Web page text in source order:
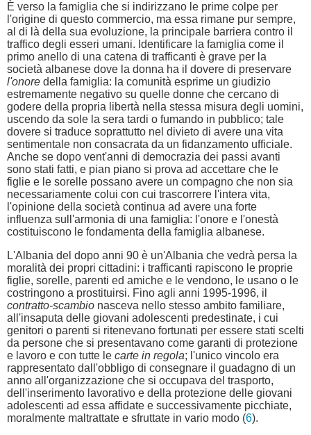
È verso la famiglia che si indirizzano le prime colpe per
l'origine di questo commercio, ma essa rimane pur sempre,
al di là della sua evoluzione, la principale barriera contro il
traffico degli esseri umani. Identificare la famiglia come il
primo anello di una catena di trafficanti è grave per la
società albanese dove la donna ha il dovere di preservare
l'onore della famiglia: la comunità esprime un giudizio
estremamente negativo su quelle donne che cercano di
godere della propria libertà nella stessa misura degli uomini,
uscendo da sole la sera tardi o fumando in pubblico; tale
dovere si traduce soprattutto nel divieto di avere una vita
sentimentale non consacrata da un fidanzamento ufficiale.
Anche se dopo vent'anni di democrazia dei passi avanti
sono stati fatti, e pian piano si prova ad accettare che le
figlie e le sorelle possano avere un compagno che non sia
necessariamente colui con cui trascorrere l'intera vita,
l'opinione della società continua ad avere una forte
influenza sull'armonia di una famiglia: l'onore e l'onestà
costituiscono le fondamenta della famiglia albanese.
L'Albania del dopo anni 90 è un'Albania che vedrà persa la
moralità dei propri cittadini: i trafficanti rapiscono le proprie
figlie, sorelle, parenti ed amiche e le vendono, le usano o le
costringono a prostituirsi. Fino agli anni 1995-1996, il
contratto-scambio nasceva nello stesso ambito familiare,
all'insaputa delle giovani adolescenti predestinate, i cui
genitori o parenti si ritenevano fortunati per essere stati scelti
da persone che si presentavano come garanti di protezione
e lavoro e con tutte le carte in regola; l'unico vincolo era
rappresentato dall'obbligo di consegnare il guadagno di un
anno all'organizzazione che si occupava del trasporto,
dell'inserimento lavorativo e della protezione delle giovani
adolescenti ad essa affidate e successivamente picchiate,
moralmente maltrattate e sfruttate in vario modo (6).